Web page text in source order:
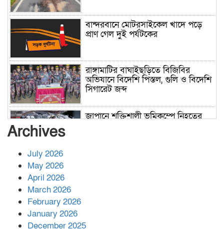
বান্দরবানে মোটরসাইকেল খাদে পড়ে
প্রাণ গেল দুই পর্যটকের
রাঙ্গামাটির বাঘাইছড়িতে বিজিবির
অভিযানে বিদেশি পিস্তল, গুলি ও বিদেশি
সিগারেট জব্দ
জাপানে শক্তিশালী ভূমিকম্পে নিহতের
Archives
July 2026
May 2026
April 2026
March 2026
February 2026
January 2026
December 2025